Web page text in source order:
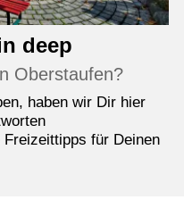
deep
Oberstaufen?
haben wir Dir hier
für Deinen